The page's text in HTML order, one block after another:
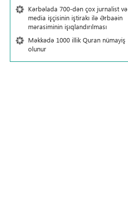
Kərbəlada 700-dən çox jurnalist və
media işçisinin iştirakı ilə Ərbaəin
mərasiminin işıqlandırılması
Məkkədə 1000 illik Quran nümayiş
olunur